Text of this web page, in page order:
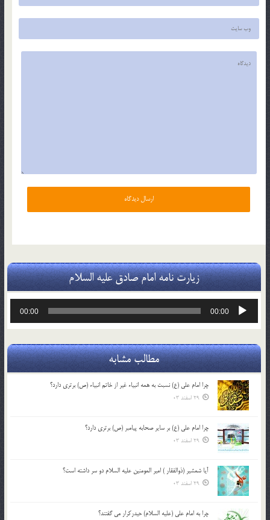
زیارت نامه امام صادق علیه السلام
پخش‌کننده
00:00
00:00
مطالب مشابه
چرا امام علی (ع) نسبت به همه انبیاء غیر از خاتم انبیاء (ص) برتری دارد؟
29 اسفند 03
چرا امام علی (ع) بر سایر صحابه پیامبر (ص) برتری دارد؟
29 اسفند 03
آیا شمشیر (ذوالفقار ) امیر المومنین علیه السلام دو سر داشته است؟
29 اسفند 03
چرا به امام علی (علیه السلام) حیدرکرار می گفتند؟